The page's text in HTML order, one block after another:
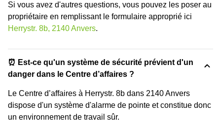
Si vous avez d'autres questions, vous pouvez les poser au
propriétaire en remplissant le formulaire approprié ici
Herrystr. 8b, 2140 Anvers.
⏰ Est-ce qu'un système de sécurité prévient d'un
danger dans le Centre d’affaires ?
Le Centre d’affaires à Herrystr. 8b dans 2140 Anvers
dispose d'un système d'alarme de pointe et constitue donc
un environnement de travail sûr.